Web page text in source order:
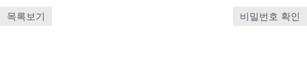
목록보기 비밀번호 확인